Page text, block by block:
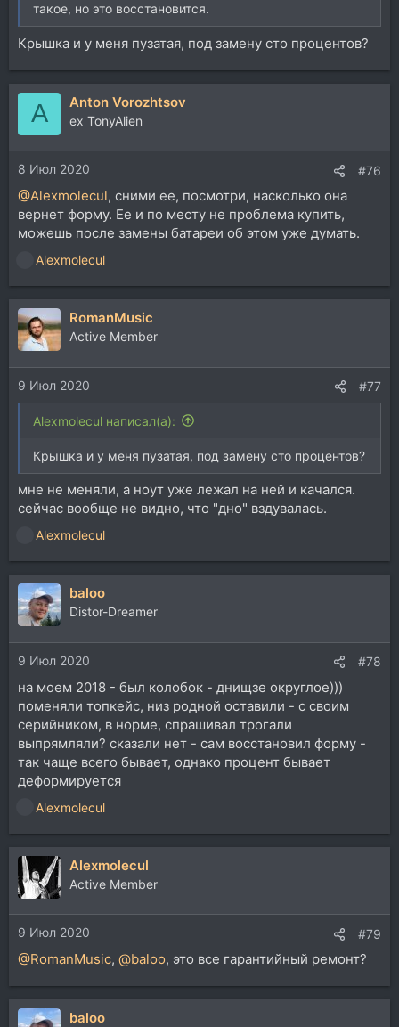
такое, но это восстановится.
Крышка и у меня пузатая, под замену сто процентов?
A Anton Vorozhtsov
ex TonyAlien
8 Июл 2020 #76
@Alexmolecul, сними ее, посмотри, насколько она
вернет форму. Ее и по месту не проблема купить,
можешь после замены батареи об этом уже думать.
е
а
к
ц
и
и
:
Alexmolecul
RomanMusic
Active Member
9 Июл 2020 #77
Alexmolecul написал(а):
Крышка и у меня пузатая, под замену сто процентов?
мне не меняли, а ноут уже лежал на ней и качался.
сейчас вообще не видно, что "дно" вздувалась.
е
а
к
ц
и
и
:
Alexmolecul
baloo
Distor-Dreamer
9 Июл 2020 #78
на моем 2018 - был колобок - днищзе округлое)))
поменяли топкейс, низ родной оставили - с своим
серийником, в норме, спрашивал трогали
выпрямляли? сказали нет - сам восстановил форму -
так чаще всего бывает, однако процент бывает
деформируется
е
а
к
ц
и
и
:
Alexmolecul
Alexmolecul
Active Member
9 Июл 2020 #79
@RomanMusic, @baloo, это все гарантийный ремонт?
baloo